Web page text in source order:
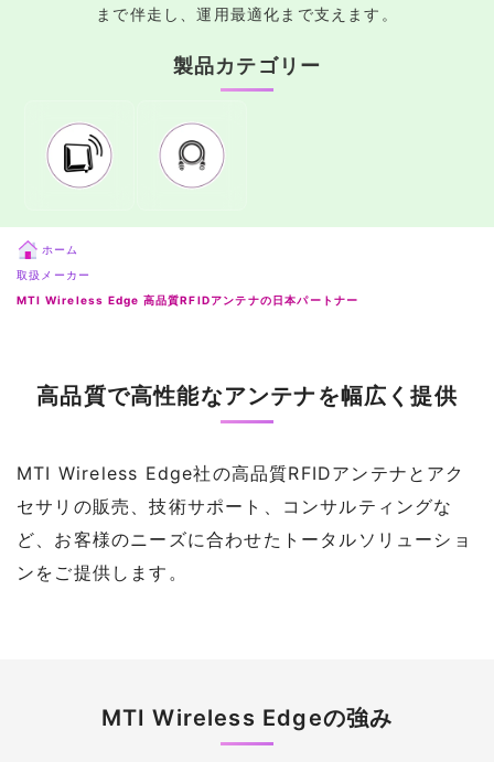
まで伴走し、運用最適化まで支えます。
製品カテゴリー
ホーム
取扱メーカー
MTI Wireless Edge 高品質RFIDアンテナの日本パートナー
高品質で高性能なアンテナを幅広く提供
MTI Wireless Edge社の高品質RFIDアンテナとアク
セサリの販売、技術サポート、コンサルティングな
ど、お客様のニーズに合わせたトータルソリューショ
ンをご提供します。
MTI Wireless Edgeの強み